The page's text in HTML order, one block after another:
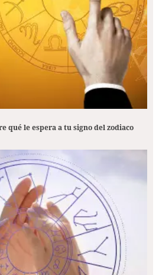
qué le espera a tu signo del zodiaco